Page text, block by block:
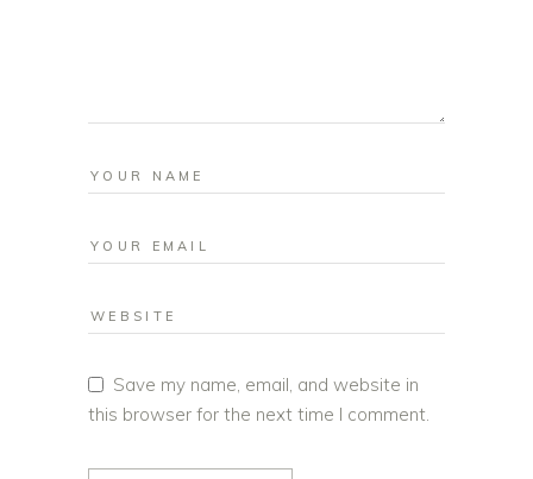
Save my name, email, and website in
this browser for the next time I comment.